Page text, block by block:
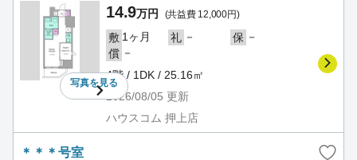
写真を見る
14.9万円 (共益費 12,000円)
敷 1ヶ月 礼 － 保 －
償 －
4階 / 1DK / 25.16㎡
2026/08/05 更新
ハウスコム 押上店
＊＊＊号室